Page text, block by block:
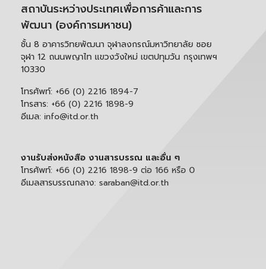
สถาบันระหว่างประเทศเพื่อการค้าและการ
พัฒนา (องค์การมหาชน)
ชั้น 8 อาคารวิทยพัฒนา จุฬาลงกรณ์มหาวิทยาลัย ซอย
จุฬา 12 ถนนพญาไท แขวงวังใหม่ เขตปทุมวัน กรุงเทพฯ
10330
โทรศัพท์: +66 (0) 2216 1894-7
โทรสาร: +66 (0) 2216 1898-9
อีเมล: info@itd.or.th
งานรับส่งหนังสือ งานสารบรรณ และอื่น ๆ
โทรศัพท์: +66 (0) 2216 1898-9 ต่อ 166 หรือ 0
อีเมลสารบรรณกลาง: saraban@itd.or.th